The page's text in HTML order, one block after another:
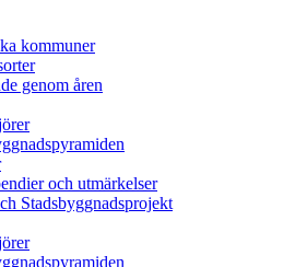
kommuner
genom åren
och utmärkelser
Stadsbyggnadsprojekt